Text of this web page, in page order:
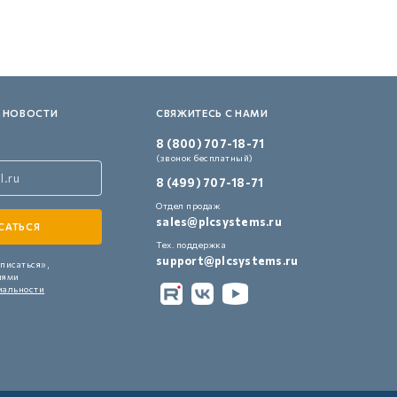
НОВОСТИ СВЯЖИТЕСЬ С НАМИ
8 (800) 707-18-71
(звонок бесплатный)
8 (499) 707-18-71
Отдел продаж
sales@plcsystems.ru
Тех. поддержка
support@plcsystems.ru